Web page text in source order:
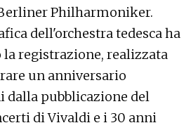
Philharmoniker.
dell'orchestra tedesca ha
registrazione, realizzata
un anniversario
dalla pubblicazione del
di Vivaldi e i 30 anni